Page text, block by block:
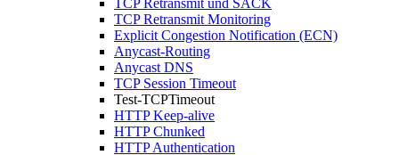
TCP Retransmit Monitoring
Explicit Congestion Notification (ECN)
Anycast-Routing
Anycast DNS
TCP Session Timeout
Test-TCPTimeout
HTTP Keep-alive
HTTP Chunked
HTTP Authentication